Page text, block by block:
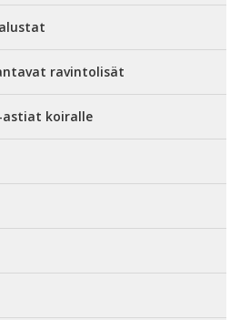
ravintolisät
astiat koiralle